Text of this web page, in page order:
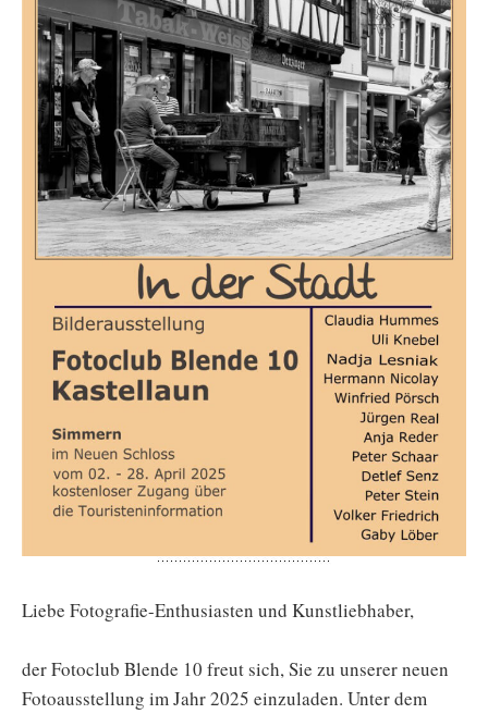
Liebe Fotografie-Enthusiasten und Kunstliebhaber,
der Fotoclub Blende 10 freut sich, Sie zu unserer neuen
Fotoausstellung im Jahr 2025 einzuladen. Unter dem